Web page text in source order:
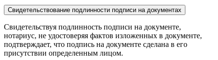
Свидетельствование подлинности подписи на документах
Свидетельствуя подлинность подписи на документе,
нотариус, не удостоверяя фактов изложенных в документе,
подтверждает, что подпись на документе сделана в его
присутствии определенным лицом.